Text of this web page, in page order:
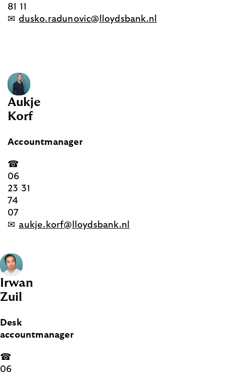
81 11
✉ dusko.radunovic@lloydsbank.nl
Aukje
Korf
Accountmanager
☎
06
23 31
74
07
✉ aukje.korf@lloydsbank.nl
Irwan
Zuil
Desk
accountmanager
☎
06